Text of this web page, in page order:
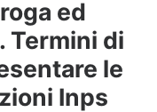
ed
Termini di
le
Inps